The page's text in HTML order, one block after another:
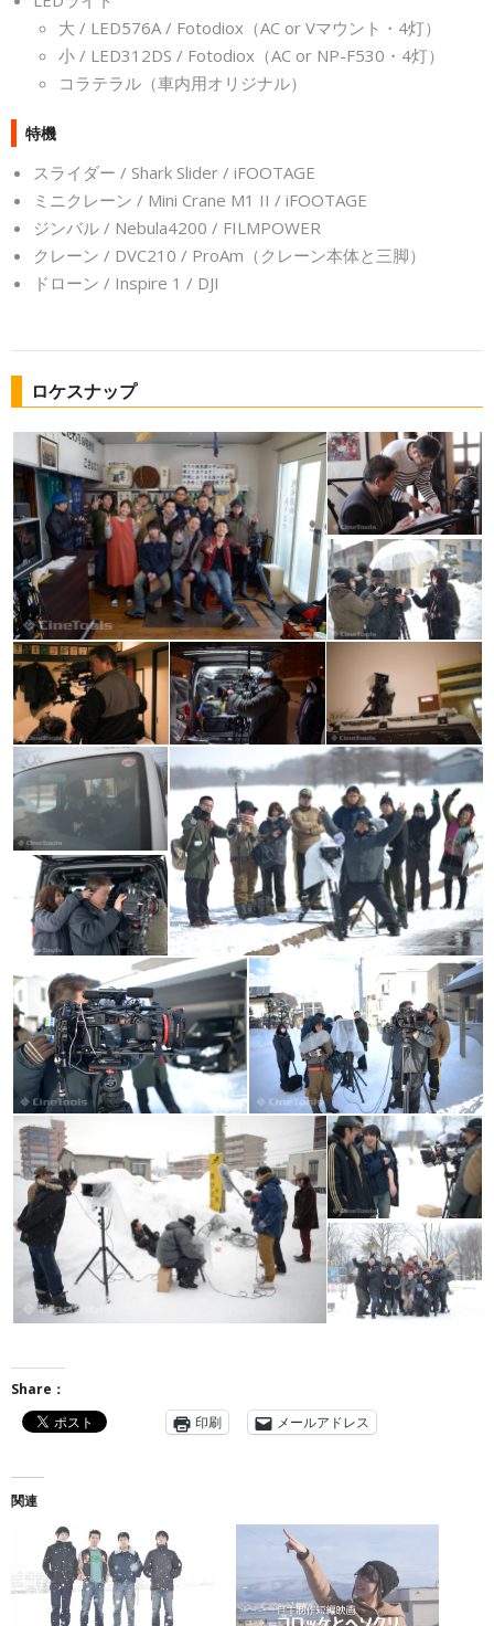
大 / LED576A / Fotodiox（AC or Vマウント・4灯）
小 / LED312DS / Fotodiox（AC or NP-F530・4灯）
コラテラル（車内用オリジナル）
特機
スライダー / Shark Slider / iFOOTAGE
ミニクレーン / Mini Crane M1 II / iFOOTAGE
ジンバル / Nebula4200 / FILMPOWER
クレーン / DVC210 / ProAm（クレーン本体と三脚）
ドローン / Inspire 1 / DJI
ロケスナップ
Share：
印刷
メールアドレス
関連